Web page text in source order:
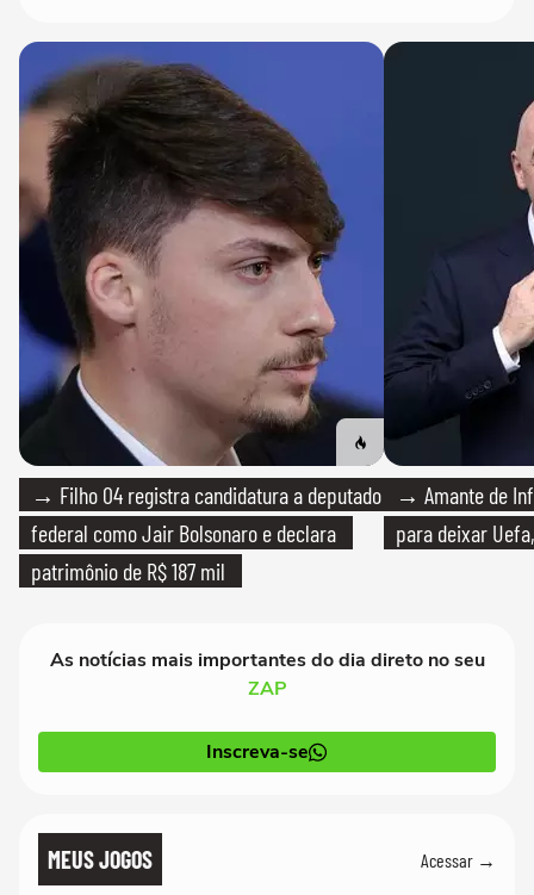
→ Filho 04 registra candidatura a deputado
federal como Jair Bolsonaro e declara
patrimônio de R$ 187 mil
→ Amante de
para deixar
As notícias mais importantes do dia direto no seu
ZAP
Inscreva-se
MEUS JOGOS Acessar →